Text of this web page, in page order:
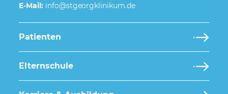
E-Mail:
Patienten
Elternschule